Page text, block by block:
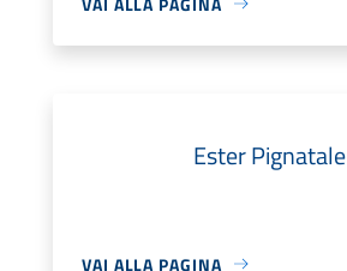
Ester Pignatale
VAI ALLA PAGINA